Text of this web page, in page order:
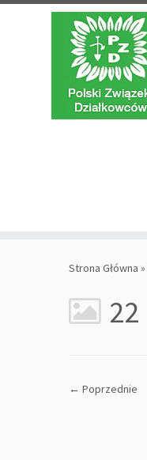
Strona Główna »
22
← Poprzednie